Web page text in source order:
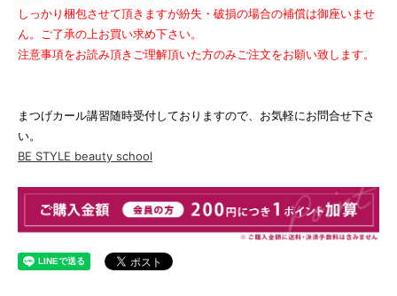
しっかり梱包させて頂きますが紛失・破損の場合の補償は御座いませ
ん。ご了承の上お買い求め下さい。
注意事項をお読み頂きご理解頂いた方のみご注文をお願い致します。
まつげカール講習随時受付しておりますので、お気軽にお問合せ下さ
い。
BE STYLE beauty school